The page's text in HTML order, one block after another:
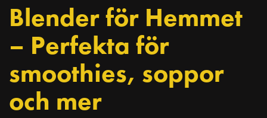
Blender för Hemmet
– Perfekta för
smoothies, soppor
och mer